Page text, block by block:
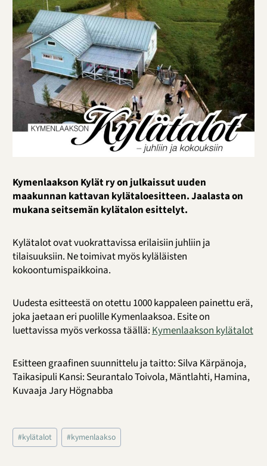
Kymenlaakson Kylät ry on julkaissut uuden
maakunnan kattavan kylätaloesitteen. Jaalasta on
mukana seitsemän kylätalon esittelyt.
Kylätalot ovat vuokrattavissa erilaisiin juhliin ja
tilaisuuksiin. Ne toimivat myös kyläläisten
kokoontumispaikkoina.
Uudesta esitteestä on otettu 1000 kappaleen painettu erä,
joka jaetaan eri puolille Kymenlaaksoa. Esite on
luettavissa myös verkossa täällä:Kymenlaakson kylätalot
Esitteen graafinen suunnittelu ja taitto: Silva Kärpänoja,
Taikasipuli Kansi: Seurantalo Toivola, Mäntlahti, Hamina,
Kuvaaja Jary Högnabba
Avainsanat:
#kylätalot #kymenlaakso